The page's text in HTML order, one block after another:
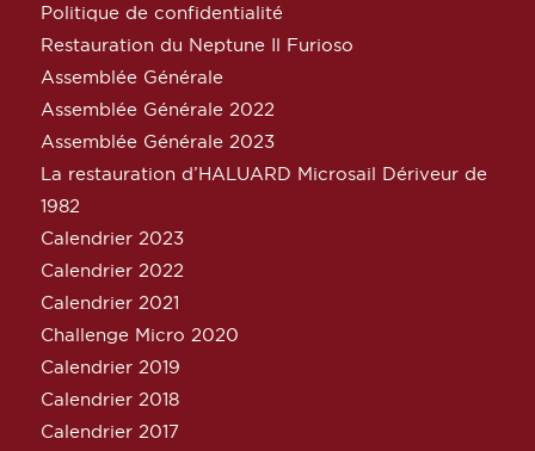
Politique de confidentialité
Restauration du Neptune Il Furioso
Assemblée Générale
Assemblée Générale 2022
Assemblée Générale 2023
La restauration d’HALUARD Microsail Dériveur de
1982
Calendrier 2023
Calendrier 2022
Calendrier 2021
Challenge Micro 2020
Calendrier 2019
Calendrier 2018
Calendrier 2017